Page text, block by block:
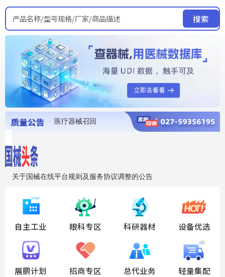
产品名称/型号规格/厂家/商品描述 搜索
医疗器械召回
关于国械在线平台规则及服务协议调整的公告
国药创研AED开启全国招商
自主工业 眼科专区 科研器材 设备优选
展鹏计划 招商专区 总代业务 轻量集配